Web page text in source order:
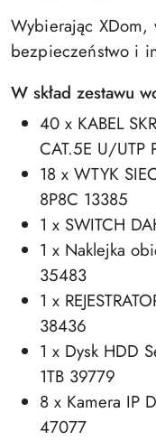
Wybierając XDom,
bezpieczeństwo i
W skład zestawu
40 x KABEL
CAT.5E U/UTP
18 x WTYK
8P8C 13385
1 x SWITCH
1 x Naklejka
35483
1 x
38436
1 x Dysk HDD
1TB 39779
8 x Kamera IP
47077